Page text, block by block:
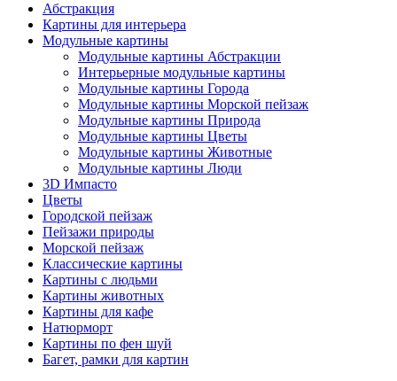
Абстракция
Картины для интерьера
Модульные картины
Модульные картины Абстракции
Интерьерные модульные картины
Модульные картины Города
Модульные картины Морской пейзаж
Модульные картины Природа
Модульные картины Цветы
Модульные картины Животные
Модульные картины Люди
3D Импасто
Цветы
Городской пейзаж
Пейзажи природы
Морской пейзаж
Классические картины
Картины с людьми
Картины животных
Картины для кафе
Натюрморт
Картины по фен шуй
Багет, рамки для картин